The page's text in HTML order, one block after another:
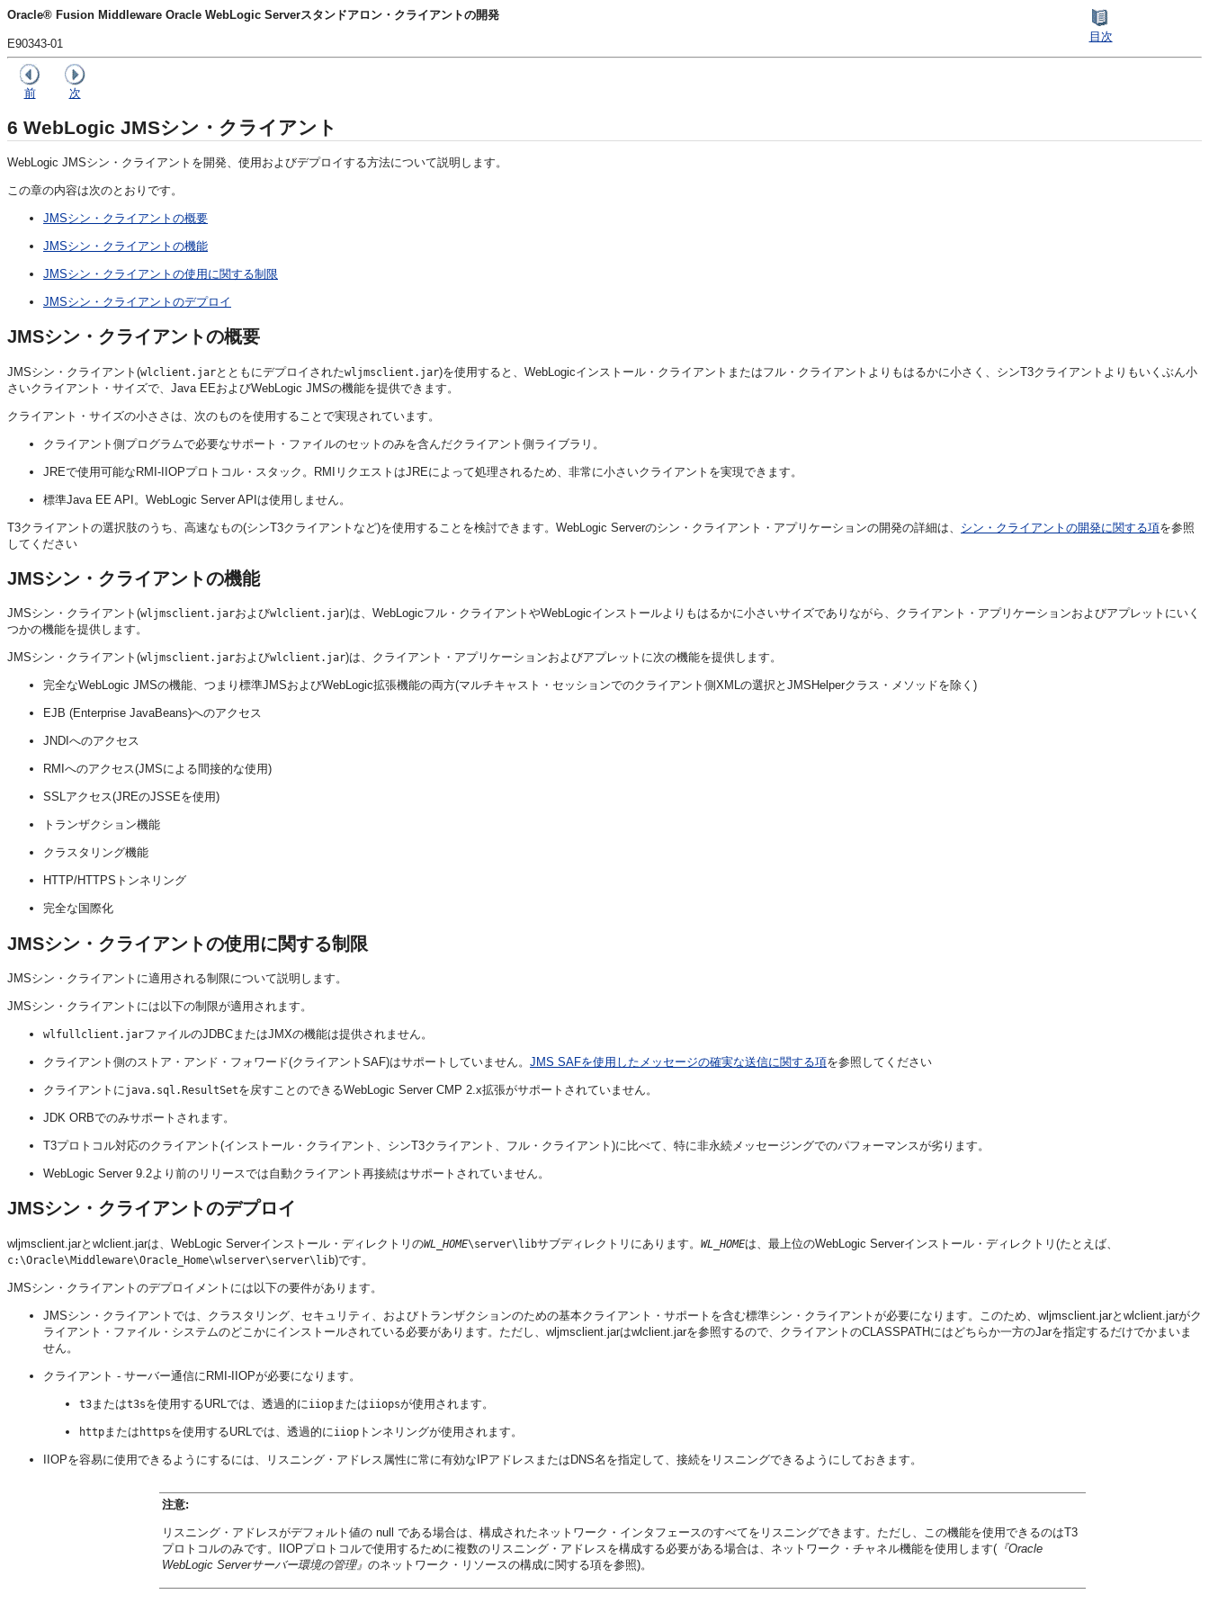
Oracle® Fusion Middleware Oracle WebLogic Serverスタンドアロン・クライアントの開発
E90343-01
目次
前 次
6 WebLogic JMSシン・クライアント
WebLogic JMSシン・クライアントを開発、使用およびデプロイする方法について説明します。
この章の内容は次のとおりです。
JMSシン・クライアントの概要
JMSシン・クライアントの機能
JMSシン・クライアントの使用に関する制限
JMSシン・クライアントのデプロイ
JMSシン・クライアントの概要
JMSシン・クライアント(wlclient.jarとともにデプロイされたwljmsclient.jar)を使用すると、WebLogicインストール・クライアントまたはフル・クライアントよりもはるかに小さく、シンT3クライアントよりもいくぶん小
さいクライアント・サイズで、Java EEおよびWebLogic JMSの機能を提供できます。
クライアント・サイズの小ささは、次のものを使用することで実現されています。
クライアント側プログラムで必要なサポート・ファイルのセットのみを含んだクライアント側ライブラリ。
JREで使用可能なRMI-IIOPプロトコル・スタック。RMIリクエストはJREによって処理されるため、非常に小さいクライアントを実現できます。
標準Java EE API。WebLogic Server APIは使用しません。
T3クライアントの選択肢のうち、高速なもの(シンT3クライアントなど)を使用することを検討できます。WebLogic Serverのシン・クライアント・アプリケーションの開発の詳細は、 シン・クライアントの開発に関する項を参照
してください
JMSシン・クライアントの機能
JMSシン・クライアント(wljmsclient.jarおよびwlclient.jar)は、WebLogicフル・クライアントやWebLogicインストールよりもはるかに小さいサイズでありながら、クライアント・アプリケーションおよびアプレットにいく
つかの機能を提供します。
JMSシン・クライアント(wljmsclient.jarおよびwlclient.jar)は、クライアント・アプリケーションおよびアプレットに次の機能を提供します。
完全なWebLogic JMSの機能、つまり標準JMSおよびWebLogic拡張機能の両方(マルチキャスト・セッションでのクライアント側XMLの選択とJMSHelperクラス・メソッドを除く)
EJB (Enterprise JavaBeans)へのアクセス
JNDIへのアクセス
RMIへのアクセス(JMSによる間接的な使用)
SSLアクセス(JREのJSSEを使用)
トランザクション機能
クラスタリング機能
HTTP/HTTPSトンネリング
完全な国際化
JMSシン・クライアントの使用に関する制限
JMSシン・クライアントに適用される制限について説明します。
JMSシン・クライアントには以下の制限が適用されます。
wlfullclient.jarファイルのJDBCまたはJMXの機能は提供されません。
クライアント側のストア・アンド・フォワード(クライアントSAF)はサポートしていません。 JMS SAFを使用したメッセージの確実な送信に関する項を参照してください
クライアントにjava.sql.ResultSetを戻すことのできるWebLogic Server CMP 2.x拡張がサポートされていません。
JDK ORBでのみサポートされます。
T3プロトコル対応のクライアント(インストール・クライアント、シンT3クライアント、フル・クライアント)に比べて、特に非永続メッセージングでのパフォーマンスが劣ります。
WebLogic Server 9.2より前のリリースでは自動クライアント再接続はサポートされていません。
JMSシン・クライアントのデプロイ
wljmsclient.jarとwlclient.jarは、WebLogic Serverインストール・ディレクトリのWL_HOME\server\libサブディレクトリにあります。 WL_HOMEは、最上位のWebLogic Serverインストール・ディレクトリ(たとえば、
c:\Oracle\Middleware\Oracle_Home\wlserver\server\lib)です。
JMSシン・クライアントのデプロイメントには以下の要件があります。
JMSシン・クライアントでは、クラスタリング、セキュリティ、およびトランザクションのための基本クライアント・サポートを含む標準シン・クライアントが必要になります。このため、wljmsclient.jarとwlclient.jarがク
ライアント・ファイル・システムのどこかにインストールされている必要があります。ただし、wljmsclient.jarはwlclient.jarを参照するので、クライアントのCLASSPATHにはどちらか一方のJarを指定するだけでかまいま
せん。
クライアント - サーバー通信にRMI-IIOPが必要になります。
t3 またはt3sを使用するURLでは、透過的に iiop またはiiopsが使用されます。
http または httpsを使用するURLでは、透過的に iiop トンネリングが使用されます。
IIOPを容易に使用できるようにするには、リスニング・アドレス属性に常に有効なIPアドレスまたはDNS名を指定して、接続をリスニングできるようにしておきます。
注意:
リスニング・アドレスがデフォルト値の null である場合は、構成されたネットワーク・インタフェースのすべてをリスニングできます。ただし、この機能を使用できるのはT3
プロトコルのみです。IIOPプロトコルで使用するために複数のリスニング・アドレスを構成する必要がある場合は、ネットワーク・チャネル機能を使用します( 『Oracle
WebLogic Serverサーバー環境の管理』のネットワーク・リソースの構成に関する項を参照)。